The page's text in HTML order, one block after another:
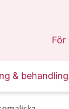
För
& behandling